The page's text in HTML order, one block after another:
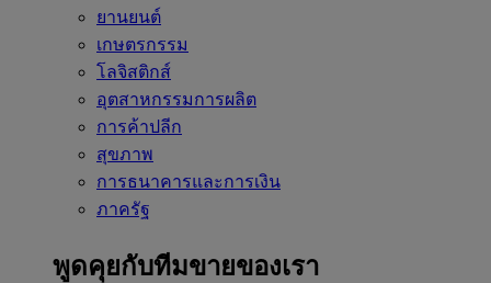
ยานยนต์
เกษตรกรรม
โลจิสติกส์
อุตสาหกรรมการผลิต
การค้าปลีก
สุขภาพ
การธนาคารและการเงิน
ภาครัฐ
พูดคุยกับทีมขายของเรา